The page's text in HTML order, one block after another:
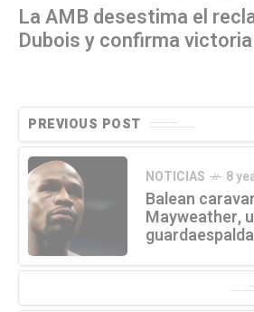
La AMB desestima el
Dubois y confirma
PREVIOUS POST
NOTICIAS 8
Balean
Mayweather,